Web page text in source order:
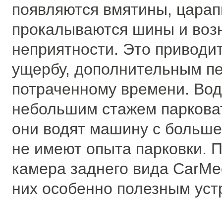
появляются вмятины,
прокалываются шины и
неприятности. Это
ущербу, дополнительным
потраченному времени.
небольшим стажем
они водят машину с
не имеют опыта парковки.
камера заднего вида
них особенно полезным